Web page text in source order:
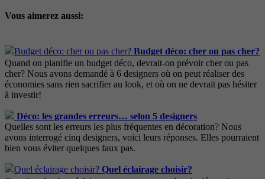
Vous aimerez aussi:
Budget déco: cher ou pas cher?
Quand on planifie un budget déco, devrait-on prévoir cher ou pas
cher? Nous avons demandé à 6 designers où on peut réaliser des
économies sans rien sacrifier au look, et où on ne devrait pas hésiter
à investir!
Déco: les grandes erreurs… selon 5 designers
Quelles sont les erreurs les plus fréquentes en décoration? Nous
avons interrogé cinq designers, voici leurs réponses. Elles pourraient
bien vous éviter quelques faux pas.
Quel éclairage choisir?